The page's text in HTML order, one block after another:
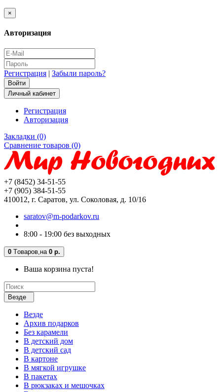
×
Авторизация
Регистрация | Забыли пароль?
Личный кабинет
Регистрация
Авторизация
Закладки (0)
Сравнение товаров (0)
+7 (8452) 34-51-55
+7 (905) 384-51-55
410012, г. Саратов, ул. Соколовая, д. 10/16
saratov@m-podarkov.ru
8:00 - 19:00 без выходных
0 Tоваров, на 0 р.
Ваша корзина пуста!
Везде
Везде
Архив подарков
Без карамели
В детский дом
В детский сад
В картоне
В мягкой игрушке
В пакетах
В рюкзаках и мешочках